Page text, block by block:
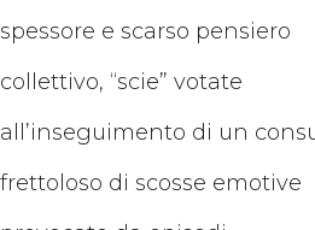
spessore e scarso pensiero
collettivo, “scie” votate
all’inseguimento di un
frettoloso di scosse emotive